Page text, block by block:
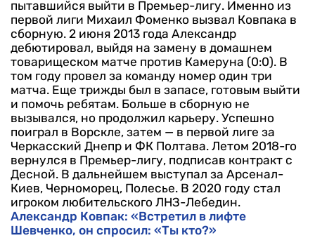
пытавшийся выйти в Премьер-лигу. Именно из
первой лиги Михаил Фоменко вызвал Ковпака в
сборную. 2 июня 2013 года Александр
дебютировал, выйдя на замену в домашнем
товарищеском матче против Камеруна (0:0). В
том году провел за команду номер один три
матча. Еще трижды был в запасе, готовым выйти
и помочь ребятам. Больше в сборную не
вызывался, но продолжил карьеру. Успешно
поиграл в Ворскле, затем — в первой лиге за
Черкасский Днепр и ФК Полтава. Летом 2018-го
вернулся в Премьер-лигу, подписав контракт с
Десной. В дальнейшем выступал за Арсенал-
Киев, Черноморец, Полесье. В 2020 году стал
игроком любительского ЛНЗ-Лебедин.
Александр Ковпак: «Встретил в лифте
Шевченко, он спросил: «Ты кто?»